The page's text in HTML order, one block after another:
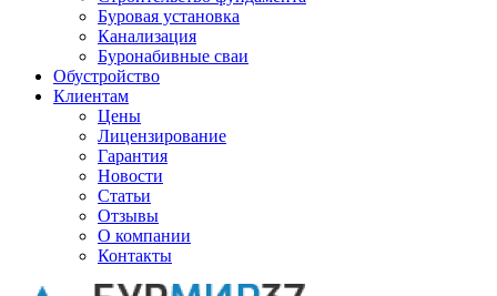
Буровая установка
Канализация
Буронабивные сваи
Обустройство
Клиентам
Цены
Лицензирование
Гарантия
Новости
Статьи
Отзывы
О компании
Контакты